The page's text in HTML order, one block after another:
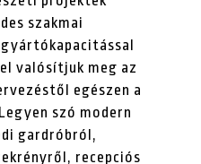
szakmai
valósítjuk meg az
egészen a
szó modern
gardróbról,
recepciós